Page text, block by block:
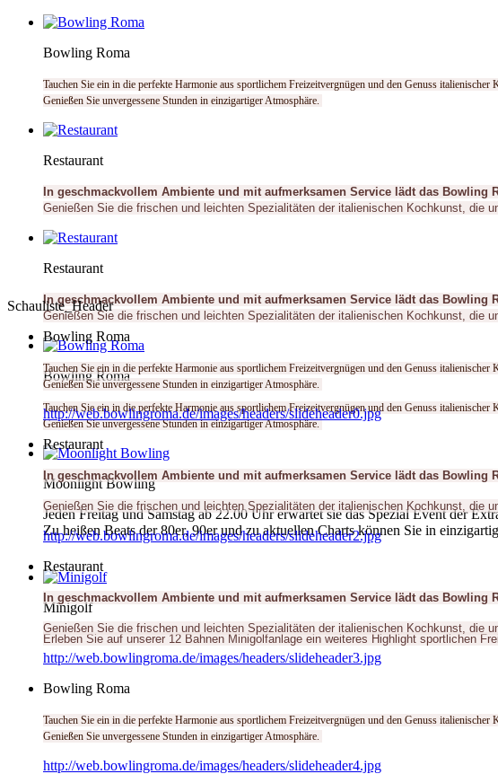
Bowling Roma
Tauchen Sie ein in die perfekte Harmonie aus sportlichem Freizeitvergnügen und den Genuss italienischer
Genießen Sie unvergessene Stunden in einzigartiger Atmosphäre.
Restaurant
In geschmackvollem Ambiente und mit aufmerksamen Service lädt das
Genießen Sie die frischen und leichten Spezialitäten der italienischen Kochkunst, die
Restaurant
In geschmackvollem Ambiente und mit aufmerksamen Service lädt das
Genießen Sie die frischen und leichten Spezialitäten der italienischen Kochkunst, die
Bowling Roma
Tauchen Sie ein in die perfekte Harmonie aus sportlichem Freizeitvergnügen und den Genuss italienischer
Genießen Sie unvergessene Stunden in einzigartiger Atmosphäre.
Moonlight Bowling
Jeden Freitag und Samstag ab 22.00 Uhr erwartet sie das Spezial Event der
Zu heißen Beats der 80er, 90er und zu aktuellen Charts können Sie in
Minigolf
Erleben Sie auf unserer 12 Bahnen Minigolfanlage ein weiteres Highlight sportlichen
Schauliste_Header
Bowling Roma
Tauchen Sie ein in die perfekte Harmonie aus sportlichem Freizeitvergnügen und den Genuss italienischer
Genießen Sie unvergessene Stunden in einzigartiger Atmosphäre.
http://web.bowlingroma.de/images/headers/slideheader0.jpg
Restaurant
In geschmackvollem Ambiente und mit aufmerksamen Service lädt das
Genießen Sie die frischen und leichten Spezialitäten der italienischen Kochkunst, die
http://web.bowlingroma.de/images/headers/slideheader2.jpg
Restaurant
In geschmackvollem Ambiente und mit aufmerksamen Service lädt das
Genießen Sie die frischen und leichten Spezialitäten der italienischen Kochkunst, die
http://web.bowlingroma.de/images/headers/slideheader3.jpg
Bowling Roma
Tauchen Sie ein in die perfekte Harmonie aus sportlichem Freizeitvergnügen und den Genuss italienischer
Genießen Sie unvergessene Stunden in einzigartiger Atmosphäre.
http://web.bowlingroma.de/images/headers/slideheader4.jpg